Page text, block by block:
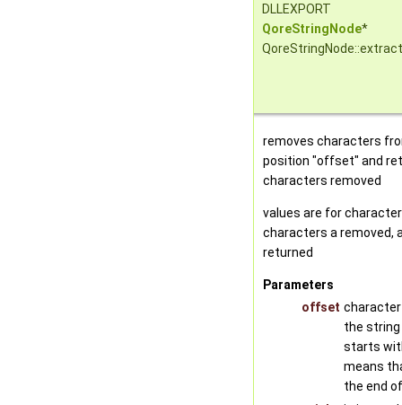
DLLEXPORT
QoreStringNode*
QoreStringNode::extract
removes characters
position "offset" and
characters removed
values are for
characters a removed,
returned
Parameters
offset
the
starts
means
the end